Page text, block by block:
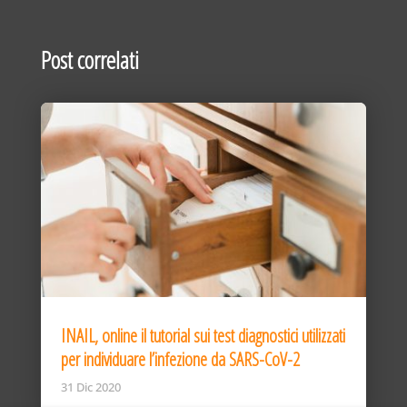
Post correlati
INAIL, online il tutorial sui test diagnostici utilizzati
per individuare l’infezione da SARS-CoV-2
31 Dic 2020